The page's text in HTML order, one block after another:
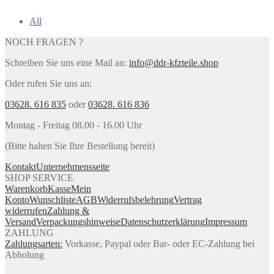
All
NOCH FRAGEN ?
Schreiben Sie uns eine Mail an: info@ddr-kfzteile.shop
Oder rufen Sie uns an:
03628. 616 835 oder03628. 616 836
Montag - Freitag 08.00 - 16.00 Uhr
(Bitte halten Sie Ihre Bestellung bereit)
KontaktUnternehmensseite
SHOP SERVICE
WarenkorbKasseMein
KontoWunschlisteAGBWiderrufsbelehrungVertrag
widerrufenZahlung &
VersandVerpackungshinweiseDatenschutzerklärungImpressum
ZAHLUNG
Zahlungsarten: Vorkasse, Paypal oder Bar- oder EC-Zahlung bei
Abholung